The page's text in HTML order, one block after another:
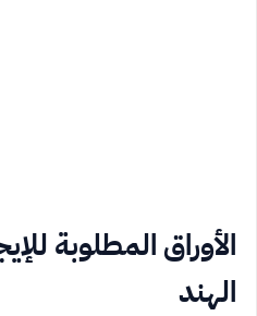
الأوراق المطلوبة
الهند